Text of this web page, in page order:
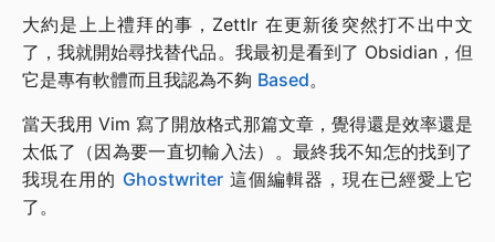
大約是上上禮拜的事，Zettlr 在更新後突然打不出中文
了，我就開始尋找替代品。我最初是看到了 Obsidian，但
它是專有軟體而且我認為不夠 Based。
當天我用 Vim 寫了開放格式那篇文章，覺得還是效率還是
太低了（因為要一直切輸入法）。最終我不知怎的找到了
我現在用的 Ghostwriter 這個編輯器，現在已經愛上它
了。